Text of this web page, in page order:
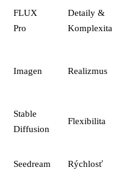
FLUX
Pro
Detaily &
Komplexita
Imagen Realizmus
Stable
Diffusion
Flexibilita
Seedream Rýchlosť